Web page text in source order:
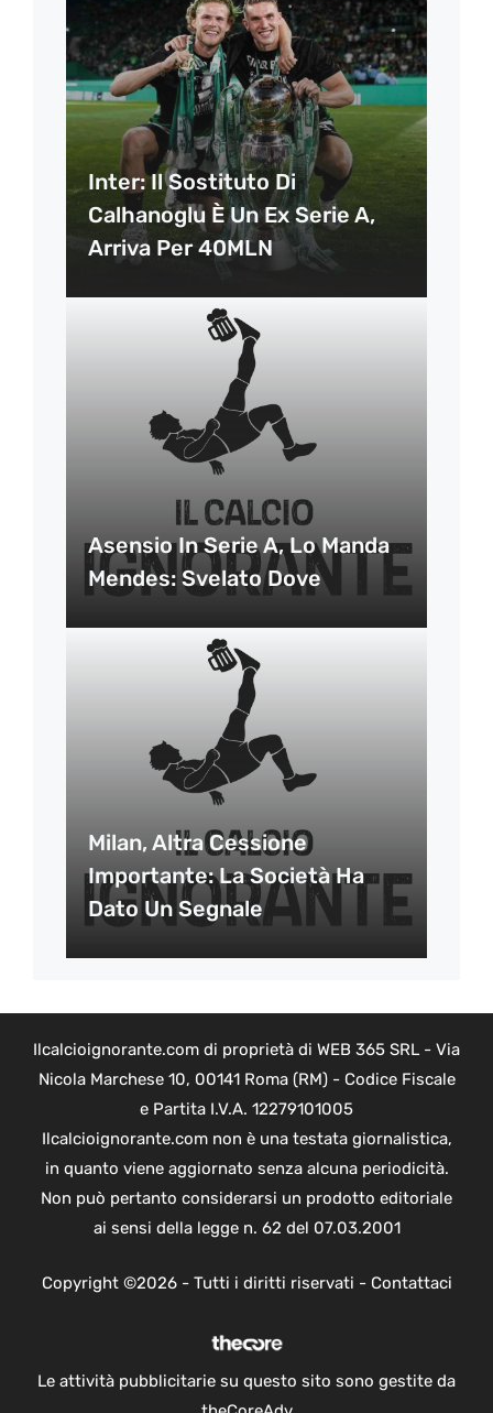
Inter: Il Sostituto Di
Calhanoglu È Un Ex Serie A,
Arriva Per 40MLN
Asensio In Serie A, Lo Manda
Mendes: Svelato Dove
Milan, Altra Cessione
Importante: La Società Ha
Dato Un Segnale
Ilcalcioignorante.com di proprietà di WEB 365 SRL - Via
Nicola Marchese 10, 00141 Roma (RM) - Codice Fiscale
e Partita I.V.A. 12279101005
Ilcalcioignorante.com non è una testata giornalistica,
in quanto viene aggiornato senza alcuna periodicità.
Non può pertanto considerarsi un prodotto editoriale
ai sensi della legge n. 62 del 07.03.2001
Copyright ©2026 - Tutti i diritti riservati - Contattaci
Le attività pubblicitarie su questo sito sono gestite da